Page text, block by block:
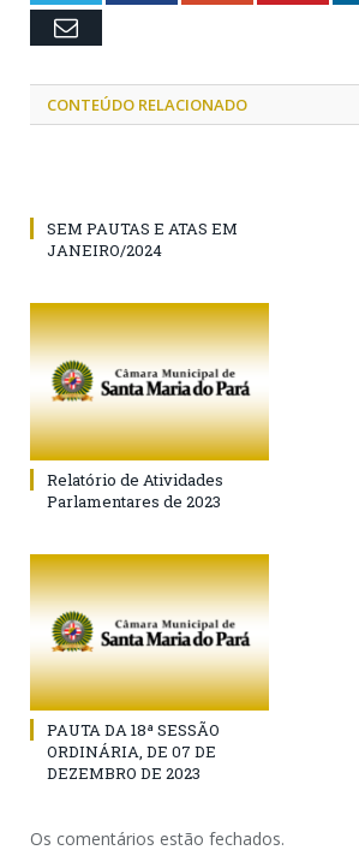
Email
CONTEÚDO RELACIONADO
SEM PAUTAS E ATAS EM
JANEIRO/2024
Relatório de Atividades
Parlamentares de 2023
PAUTA DA 18ª SESSÃO
ORDINÁRIA, DE 07 DE
DEZEMBRO DE 2023
Os comentários estão fechados.